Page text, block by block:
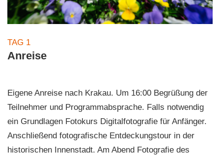
TAG 1
Anreise
Eigene Anreise nach Krakau. Um 16:00 Begrüßung der
Teilnehmer und Programmabsprache. Falls notwendig
ein Grundlagen Fotokurs Digitalfotografie für Anfänger.
Anschließend fotografische Entdeckungstour in der
historischen Innenstadt. Am Abend Fotografie des